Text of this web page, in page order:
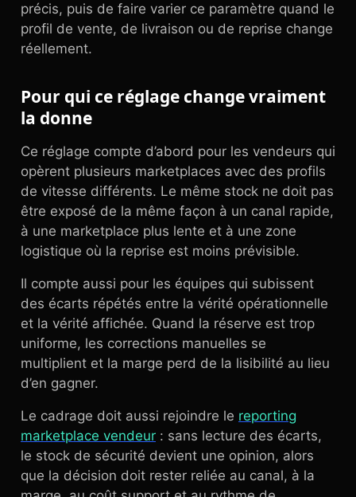
précis, puis de faire varier ce paramètre quand le
profil de vente, de livraison ou de reprise change
réellement.
Pour qui ce réglage change vraiment
la donne
Ce réglage compte d’abord pour les vendeurs qui
opèrent plusieurs marketplaces avec des profils
de vitesse différents. Le même stock ne doit pas
être exposé de la même façon à un canal rapide,
à une marketplace plus lente et à une zone
logistique où la reprise est moins prévisible.
Il compte aussi pour les équipes qui subissent
des écarts répétés entre la vérité opérationnelle
et la vérité affichée. Quand la réserve est trop
uniforme, les corrections manuelles se
multiplient et la marge perd de la lisibilité au lieu
d’en gagner.
Le cadrage doit aussi rejoindre le reporting
marketplace vendeur : sans lecture des écarts,
le stock de sécurité devient une opinion, alors
que la décision doit rester reliée au canal, à la